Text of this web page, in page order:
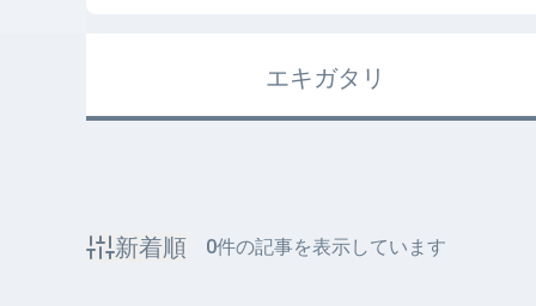
エキガタリ
新着順 0件の記事を表示しています